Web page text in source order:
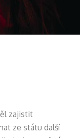
zajistit
ze státu další